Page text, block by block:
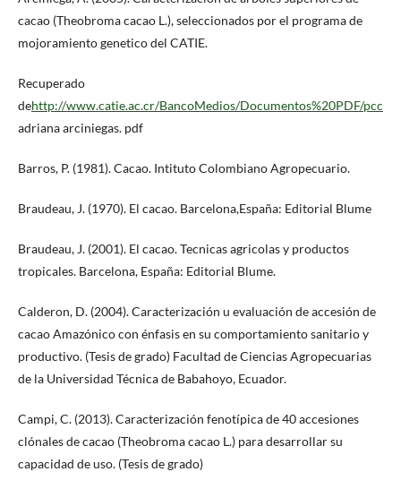
cacao (Theobroma cacao L.), seleccionados por el programa de
mojoramiento genetico del CATIE.
Recuperado
dehttp://www.catie.ac.cr/BancoMedios/Documentos%20PDF/pcc
adriana arciniegas. pdf
Barros, P. (1981). Cacao. Intituto Colombiano Agropecuario.
Braudeau, J. (1970). El cacao. Barcelona,España: Editorial Blume
Braudeau, J. (2001). El cacao. Tecnicas agricolas y productos
tropicales. Barcelona, España: Editorial Blume.
Calderon, D. (2004). Caracterización u evaluación de accesión de
cacao Amazónico con énfasis en su comportamiento sanitario y
productivo. (Tesis de grado) Facultad de Ciencias Agropecuarias
de la Universidad Técnica de Babahoyo, Ecuador.
Campi, C. (2013). Caracterización fenotípica de 40 accesiones
clónales de cacao (Theobroma cacao L.) para desarrollar su
capacidad de uso. (Tesis de grado)